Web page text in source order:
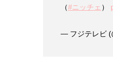
（#ニッチェ ）
— フジテレビ